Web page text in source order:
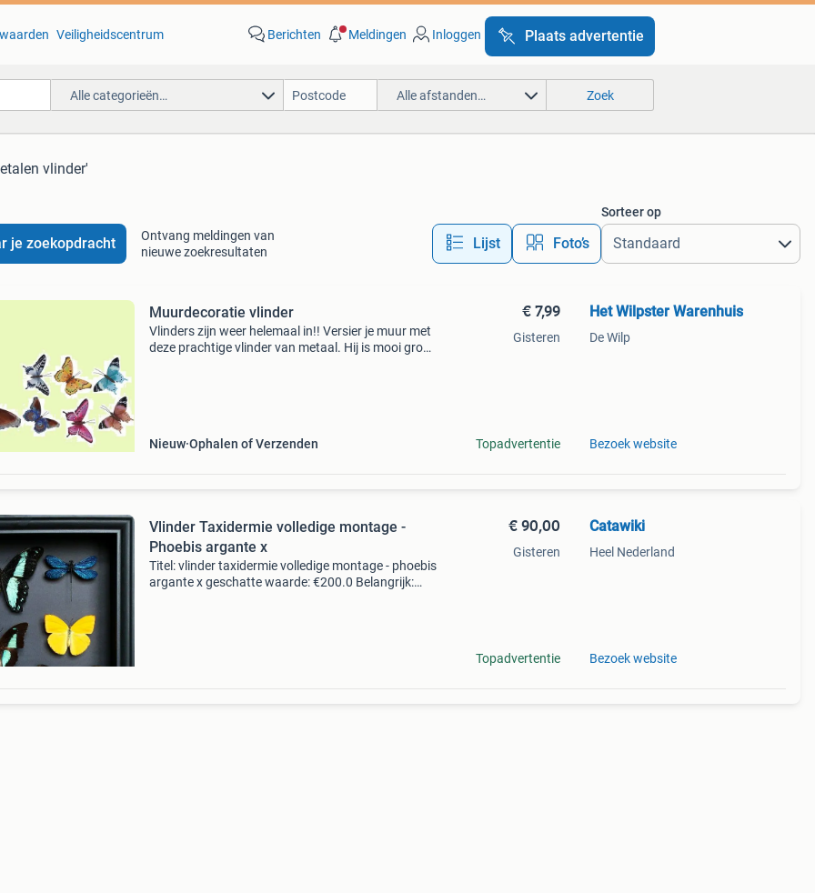
Veiligheidscentrum Berichten Meldingen Inloggen Plaats advertentie
Alle categorieën… Alle afstanden… Zoek
vlinder'
je zoekopdracht
Ontvang meldingen van
nieuwe zoekresultaten
Lijst Foto’s
Sorteer op
Muurdecoratie vlinder
Vlinders zijn weer helemaal in!! Versier je muur met
deze prachtige vlinder van metaal. Hij is mooi groot
Nieuw Ophalen of Verzenden
€ 7,99
Gisteren
Topadvertentie
Het Wilpster Warenhuis
De Wilp
Bezoek website
Vlinder Taxidermie volledige montage -
Phoebis argante x
Titel: vlinder taxidermie volledige montage - phoebis
argante x geschatte waarde: €200.0 Belangrijk:
€ 90,00
Gisteren
Topadvertentie
Catawiki
Heel Nederland
Bezoek website